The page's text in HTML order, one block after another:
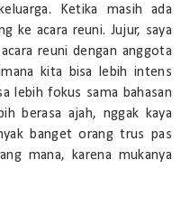
Ketika masih ada
ke acara reuni. Jujur, saya
reuni dengan anggota
kita bisa lebih intens
lebih fokus sama bahasan
berasa ajah, nggak kaya
banget orang trus pas
mana, karena mukanya